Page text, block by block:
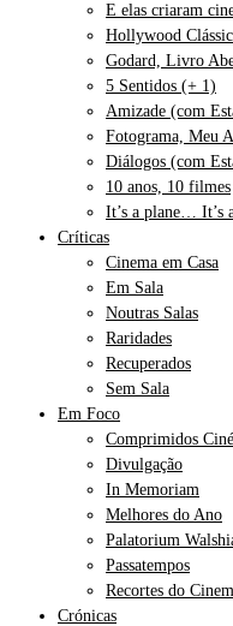
E elas criaram
Hollywood
Godard, Livro
5 Sentidos (+ 1)
Amizade (com
Fotograma, Meu
Diálogos (com
10 anos, 10 filmes
It’s a plane… It’s
Críticas
Cinema em Casa
Em Sala
Noutras Salas
Raridades
Recuperados
Sem Sala
Em Foco
Comprimidos
Divulgação
In Memoriam
Melhores do Ano
Palatorium
Passatempos
Recortes do
Crónicas